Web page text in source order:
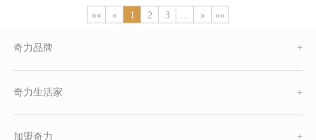
«« « 1 2 3 … » »»
奇力品牌 +
奇力生活家 +
加盟奇力 +